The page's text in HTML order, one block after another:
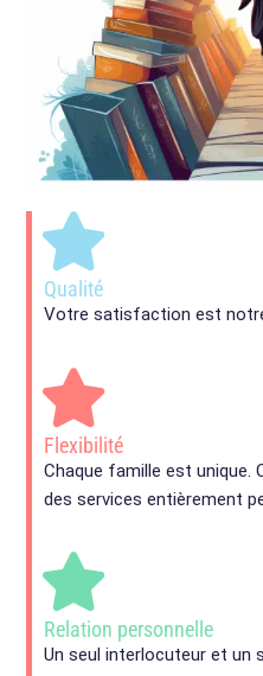
Qualité
Votre satisfaction est
Flexibilité
Chaque famille est unique.
des services entièrement
Relation personnelle
Un seul interlocuteur et un